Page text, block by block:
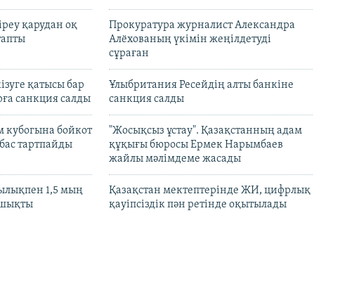
қарудан оқ
Прокуратура журналист Александра
Алёхованың үкімін жеңілдетуді
сұраған
қатысы бар
санкция салды
Ұлыбритания Ресейдің алты банкіне
санкция салды
кубогына бойкот
тартпайды
"Жосықсыз ұстау". Қазақстанның адам
құқығы бюросы Ермек Нарымбаев
жайлы мәлімдеме жасады
1,5 мың
Қазақстан мектептерінде ЖИ, цифрлық
қауіпсіздік пән ретінде оқытылады